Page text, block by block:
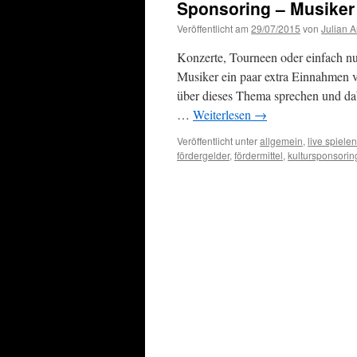
Sponsoring –
Veröffentlicht am 29/07/2015 von Julian
Konzerte, Tourneen oder einfach
Musiker ein paar extra Einnahmen
über dieses Thema sprechen und
… Weiterlesen →
Veröffentlicht unterallgemein, live spielen
fördergelder, fördermittel,